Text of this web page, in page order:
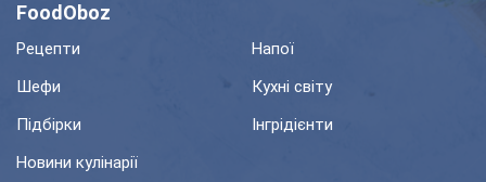
FoodOboz
Рецепти
Напої
Шефи
Кухні світу
Підбірки
Інгрідієнти
Новини кулінарії